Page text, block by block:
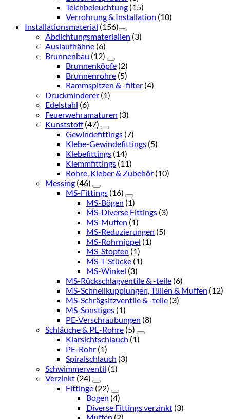
Teichbeleuchtung (15)
Verrohrung & Installation (10)
Installationsmaterial (156)
Abdichtungsmaterialien (3)
Auslaufhähne (6)
Brunnenbau (12)
Brunnenköpfe (2)
Brunnenrohre (5)
Rammspitzen & -filter (4)
Druckminderer (1)
Edelstahl (6)
Feuerwehramaturen (3)
Kunststoff (47)
Gewindefittings (7)
Klebe-Gewindefittings (5)
Klebefittings (14)
Klemmfittings (11)
Rohre, Kleber & Zubehör (10)
Messing (46)
MS-Fittings (16)
MS-Bögen (1)
MS-Diverse Fittings (3)
MS-Muffen (1)
MS-Reduzierungen (5)
MS-Rohrnippel (1)
MS-Stopfen (1)
MS-T-Stücke (1)
MS-Winkel (3)
MS-Rückschlagventile & -teile (6)
MS-Schnellkupplungen, Tüllen & Muffen (12)
MS-Schrägsitzventile & -teile (3)
MS-Sonstiges (1)
PE-Verschraubungen (8)
Schläuche & PE-Rohre (5)
Klarsichtschlauch (1)
PE-Rohr (1)
Spiralschlauch (3)
Schwimmerventil (1)
Verzinkt (24)
Fittinge (22)
Bogen (4)
Diverse Fittings verzinkt (3)